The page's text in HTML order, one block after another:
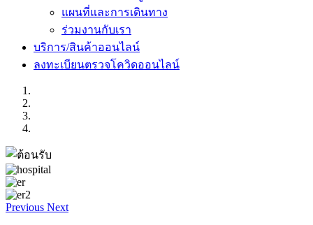
แผนที่และการเดินทาง
ร่วมงานกับเรา
บริการ/สินค้าออนไลน์
ลงทะเบียนตรวจโควิดออนไลน์
Previous Next